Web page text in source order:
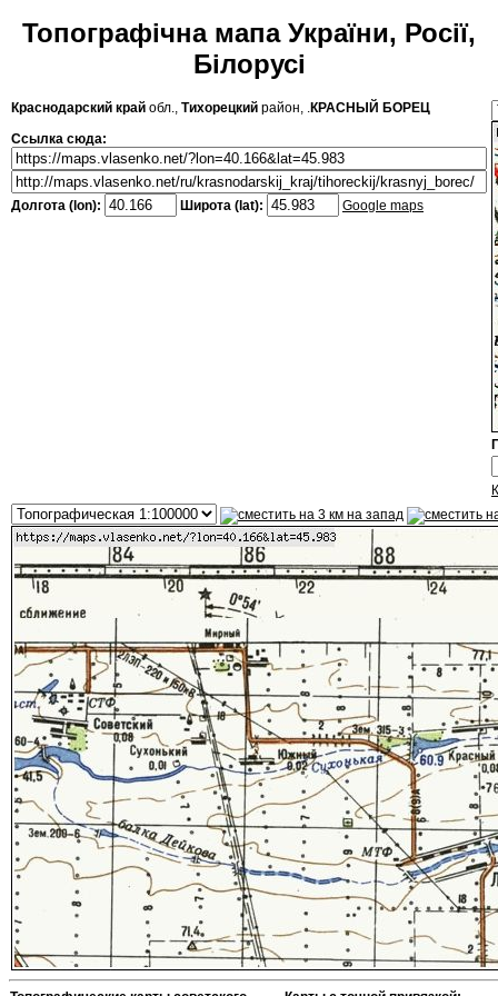
Топографічна мапа України, Росії,
Білорусі
Краснодарский край обл., Тихорецкий район, .КРАСНЫЙ БОРЕЦ
Ссылка сюда:
Долгота (lon): Широта (lat): Google maps